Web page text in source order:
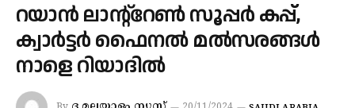
റയാന്‍ ലാന്റ്‌റേണ്‍ സൂപ്പര്‍ കപ്പ്,
ക്വാര്‍ട്ടര്‍ ഫൈനല്‍ മല്‍സരങ്ങള്‍
നാളെ റിയാദിൽ